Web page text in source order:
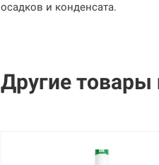
осадков и конденсата.
Другие товары